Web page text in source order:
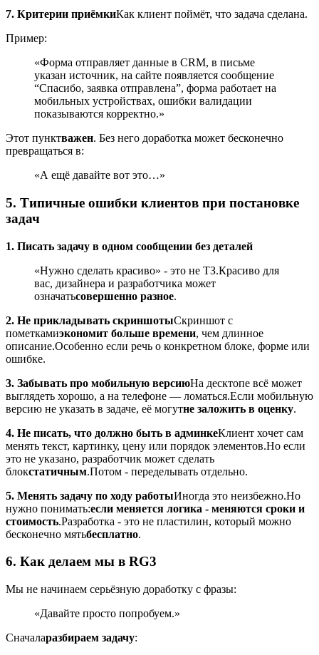
7. Критерии приёмкиКак клиент поймёт, что задача сделана.
Пример:
«Форма отправляет данные в CRM, в письме
указан источник, на сайте появляется сообщение
“Спасибо, заявка отправлена”, форма работает на
мобильных устройствах, ошибки валидации
показываются корректно.»
Этот пунктважен. Без него доработка может бесконечно
превращаться в:
«А ещё давайте вот это…»
5. Типичные ошибки клиентов при постановке
задач
1. Писать задачу в одном сообщении без деталей
«Нужно сделать красиво» - это не ТЗ.Красиво для
вас, дизайнера и разработчика может
означатьсовершенно разное.
2. Не прикладывать скриншотыСкриншот с
пометкамиэкономит больше времени, чем длинное
описание.Особенно если речь о конкретном блоке, форме или
ошибке.
3. Забывать про мобильную версиюНа десктопе всё может
выглядеть хорошо, а на телефоне — ломаться.Если мобильную
версию не указать в задаче, её могутне заложить в оценку.
4. Не писать, что должно быть в админкеКлиент хочет сам
менять текст, картинку, цену или порядок элементов.Но если
это не указано, разработчик может сделать
блокстатичным.Потом - переделывать отдельно.
5. Менять задачу по ходу работыИногда это неизбежно.Но
нужно понимать:если меняется логика - меняются сроки и
стоимость.Разработка - это не пластилин, который можно
бесконечно мятьбесплатно.
6. Как делаем мы в RG3
Мы не начинаем серьёзную доработку с фразы:
«Давайте просто попробуем.»
Сначаларазбираем задачу: